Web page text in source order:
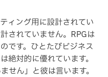
ィング用に設計されてい
されていません。RPGは
です。ひとたびビジネス
絶対的に優れています。
せん」と彼は言います。